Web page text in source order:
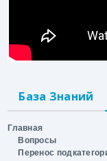
База Знаний
Главная
Вопросы
Перенос